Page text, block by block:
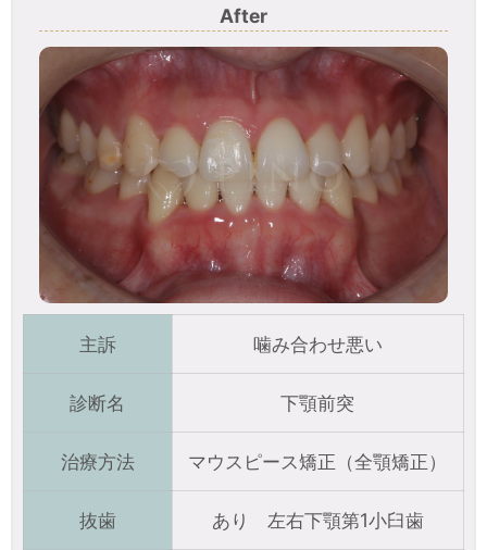
After
主訴 噛み合わせ悪い
診断名 下顎前突
治療方法 マウスピース矯正（全顎矯正）
抜歯 あり 左右下顎第1小臼歯